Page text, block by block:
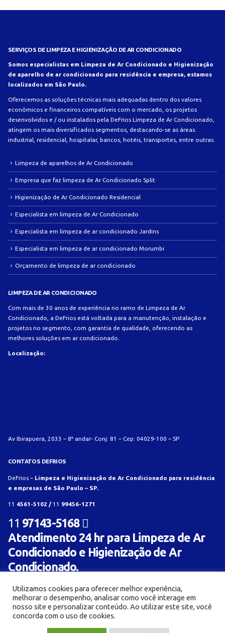
SERVIÇOS DE LIMPEZA E HIGIENIZAÇÃO DE AR CONDICIONADO
Somos especialistas em Limpeza de Ar Condicionado e Higienização
de aparelho de ar condicionado para residência e empresa, estamos
localizados em São Paulo.
Oferecemos as soluções técnicas mais adequadas dentro dos valores
econômicos e financeiros compatíveis com o mercado, os projetos
desenvolvidos e / ou instalados pela DeFrios Limpeza de Ar Condicionado,
atingem os mais diversificados segmentos, destacando-se as áreas:
industrial, residencial, hospitalar, bancos, hotéis, transportes, entre outras.
Limpeza de aparelhos de Ar Condicionado
Empresa que faz limpeza de Ar Condicionado Split
Higienização de Ar Condicionado Residencial
Especialista em limpeza de Ar Condicionado
Especialista em limpeza de ar condicionado Jardins
Especialista em limpeza de ar condicionado Morumbi
Orçamento de limpeza de ar condicionado
LIMPEZA DE AR CONDICIONADO
Com mais de 30 anos de experiência no ramo de Limpeza de Ar
Condicionado, a DeFrios está voltada para a manutenção, instalação e
projetos no segmento, com garantia de qualidade, oferecendo as
melhores soluções em ar condicionado.
Localização:
Av Ibirapuera, 2033 – 8º andar- Conj: 81 – Cep: 04029-100 – SP
CONTATOS DEFRIOS
DeFrios – Limpeza e Higienização de Ar Condicionado para residência
e empresas de São Paulo – SP.
11 4561-5102 / 11 99456-1271
11 97143-5168
Atendimento 24 hr para Limpeza de Ar
Condicionado e Higienização de Ar
Condicionado.
© Limpeza e Higienização de aparelho de ar condicionado para residência e empresa -
Utilizamos cookies para oferecer melhor experiência,
melhorar o desempenho, analisar como você interage em
nosso site e personalizar conteúdo. Ao utilizar este site, você
concorda com o uso de cookies.